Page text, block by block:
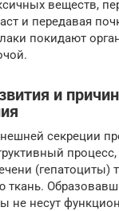
веществ,
и передавая
покидают
и
секреции
процесс,
(гепатоциты)
ткань.
не несут